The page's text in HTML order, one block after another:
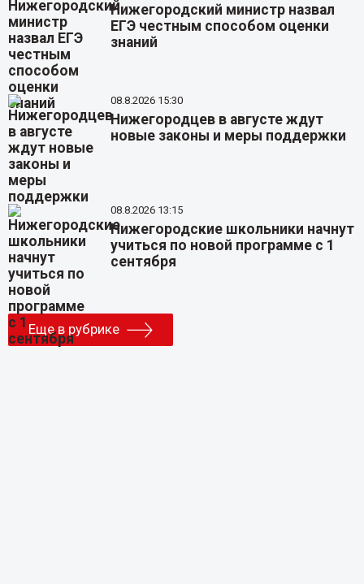
Нижегородский министр назвал
ЕГЭ честным способом оценки
знаний
08.8.2026 15:30
Нижегородцев в августе ждут
новые законы и меры поддержки
08.8.2026 13:15
Нижегородские школьники начнут
учиться по новой программе с 1
сентября
Еще в рубрике